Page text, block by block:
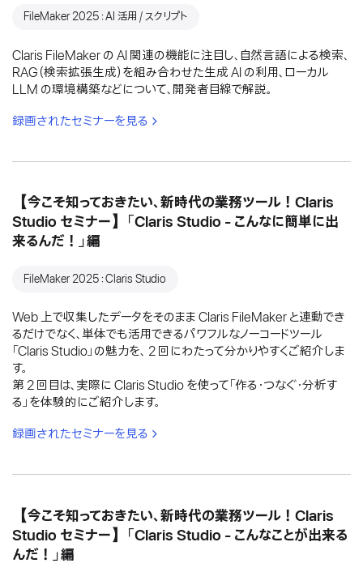
FileMaker 2025：AI 活用 / スクリプト
Claris FileMaker の AI 関連の機能に注目し、自然言語による検索、
RAG（検索拡張生成）を組み合わせた生成 AI の利用、ローカル
LLM の環境構築などについて、開発者目線で解説。
録画されたセミナーを見る
【今こそ知っておきたい、新時代の業務ツール！Claris
Studio セミナー】「Claris Studio - こんなに簡単に出
来るんだ！」編
FileMaker 2025：Claris Studio
Web 上で収集したデータをそのまま Claris FileMaker と連動でき
るだけでなく、単体でも活用できるパワフルなノーコードツール
「Claris Studio」の魅力を、 2 回にわたって分かりやすくご紹介しま
す。
第 2 回目は、実際に Claris Studio を使って「作る・つなぐ・分析す
る」を体験的にご紹介します。
録画されたセミナーを見る
【今こそ知っておきたい、新時代の業務ツール！Claris
Studio セミナー】「Claris Studio - こんなことが出来る
んだ！」編